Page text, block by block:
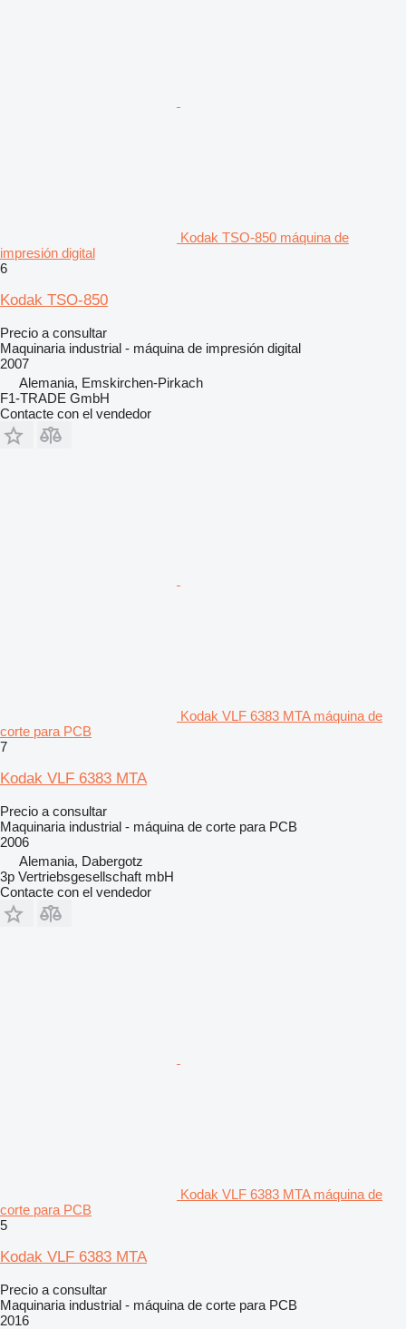
Kodak TSO-850 máquina de
impresión digital
6
Kodak TSO-850
Precio a consultar
Maquinaria industrial - máquina de impresión digital
2007
Alemania, Emskirchen-Pirkach
F1-TRADE GmbH
Contacte con el vendedor
Kodak VLF 6383 MTA máquina de
corte para PCB
7
Kodak VLF 6383 MTA
Precio a consultar
Maquinaria industrial - máquina de corte para PCB
2006
Alemania, Dabergotz
3p Vertriebsgesellschaft mbH
Contacte con el vendedor
Kodak VLF 6383 MTA máquina de
corte para PCB
5
Kodak VLF 6383 MTA
Precio a consultar
Maquinaria industrial - máquina de corte para PCB
2016